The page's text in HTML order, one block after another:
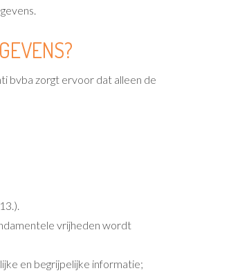
bvba zorgt ervoor dat alleen de
vrijheden wordt
en begrijpelijke informatie;